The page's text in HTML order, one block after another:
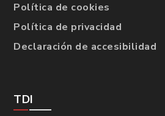
Política de cookies
Política de privacidad
Declaración de accesibilidad
TDI